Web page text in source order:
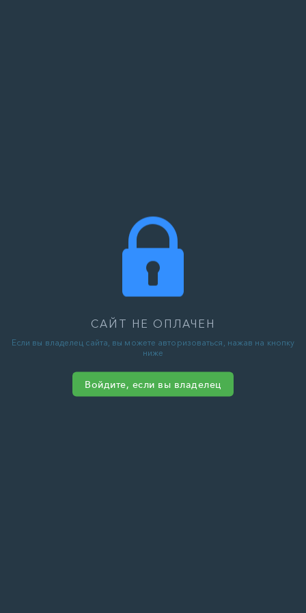
САЙТ НЕ ОПЛАЧЕН
Если вы владелец сайта, вы можете авторизоваться, нажав на кнопку
ниже
Войдите, если вы владелец